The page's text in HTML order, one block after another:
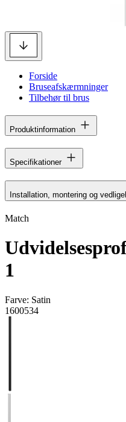
Forside
Bruseafskærmninger
Tilbehør til brus
Produktinformation
Specifikationer
Installation, montering og
Match
1
Farve: Satin
1600534